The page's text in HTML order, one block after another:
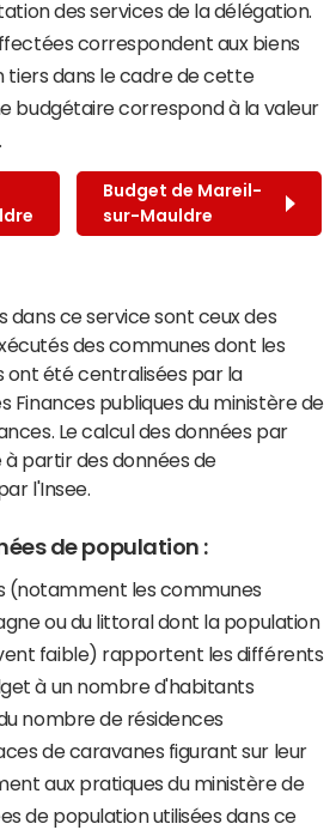
des services de la délégation.
correspondent aux biens
tiers dans le cadre de cette
budgétaire correspond à la valeur
Budget de Mareil-
sur-Mauldre
dans ce service sont ceux des
des communes dont les
été centralisées par la
Finances publiques du ministère de
Le calcul des données par
partir des données de
l'Insee.
de population :
(notamment les communes
ou du littoral dont la population
faible) rapportent les différents
à un nombre d'habitants
nombre de résidences
de caravanes figurant sur leur
aux pratiques du ministère de
de population utilisées dans ce